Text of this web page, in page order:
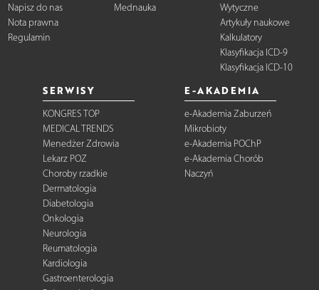
Napisz do nas
Nota prawna
Regulamin
Mednauka
Wytyczne
Artykuły naukowe
Kalkulatory
Klasyfikacja ICD-9
Klasyfikacja ICD-10
SERWISY
KONGRES TOP
MEDICAL TRENDS
Menedżer Zdrowia
Lekarz POZ
Choroby rzadkie
Dermatologia
Diabetologia
Onkologia
Neurologia
Reumatologia
Kardiologia
Gastroenterologia
E-AKADEMIA
e-Akademia Zaburzeń
Mikrobioty
e-Akademia POChP
e-Akademia Chorób
Naczyń